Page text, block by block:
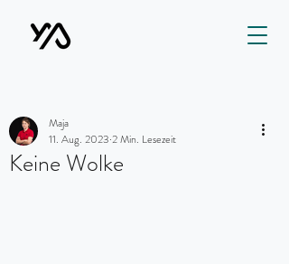
Keine Wolke
Maja
11. Aug. 2023 2 Min. Lesezeit